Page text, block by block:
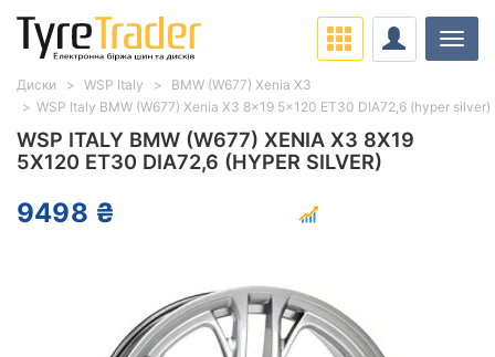
WSP ITALY BMW (W677) XENIA X3 8X19
5X120 ET30 DIA72,6 (HYPER SILVER)
9498 ₴
Диски WSP Italy
BMW (W677) Xenia X3
WSP Italy BMW (W677) Xenia X3 8x19 5x120 ET30 DIA72,6 (hyper silver)